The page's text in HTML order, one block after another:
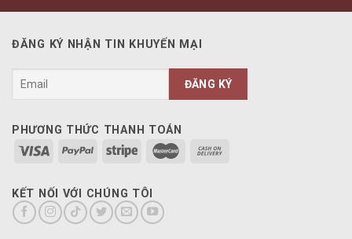
ĐĂNG KÝ NHẬN TIN KHUYẾN MẠI
PHƯƠNG THỨC THANH TOÁN
KẾT NỐI VỚI CHÚNG TÔI